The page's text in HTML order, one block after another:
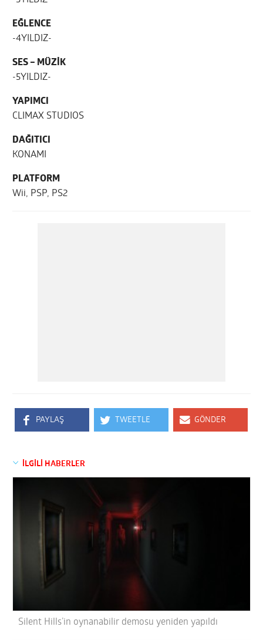
EĞLENCE
-4YILDIZ-
SES – MÜZİK
-5YILDIZ-
YAPIMCI
CLIMAX STUDIOS
DAĞITICI
KONAMI
PLATFORM
Wii, PSP, PS2
PAYLAŞ TWEETLE GÖNDER
İLGİLİ HABERLER
Silent Hills’in oynanabilir demosu yeniden yapıldı